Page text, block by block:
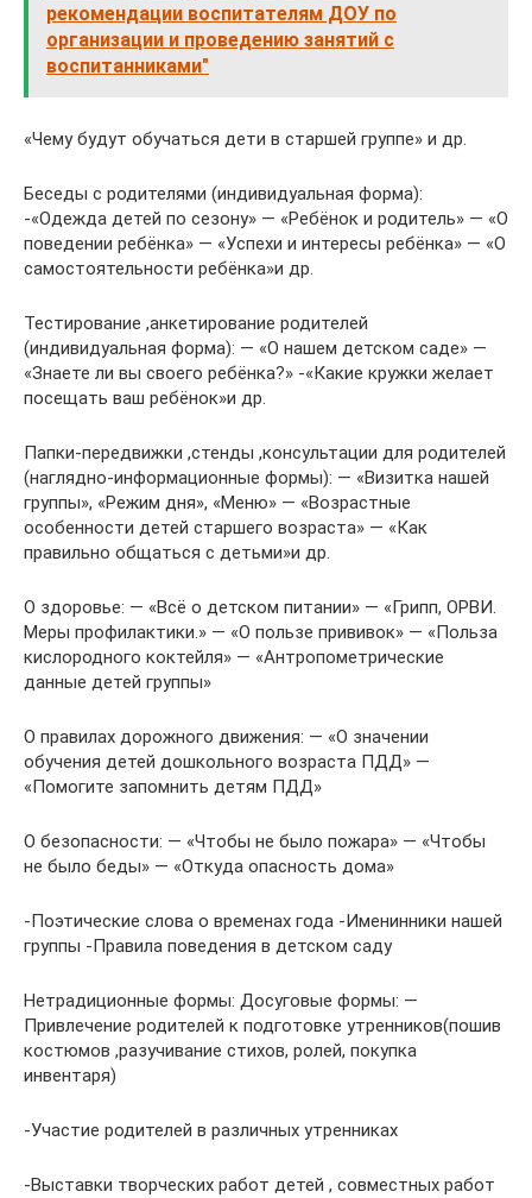
рекомендации воспитателям ДОУ по
организации и проведению занятий с
воспитанниками"
«Чему будут обучаться дети в старшей группе» и др.
Беседы с родителями (индивидуальная форма):
-«Одежда детей по сезону» — «Ребёнок и родитель» — «О
поведении ребёнка» — «Успехи и интересы ребёнка» — «О
самостоятельности ребёнка»и др.
Тестирование ,анкетирование родителей
(индивидуальная форма): — «О нашем детском саде» —
«Знаете ли вы своего ребёнка?» -«Какие кружки желает
посещать ваш ребёнок»и др.
Папки-передвижки ,стенды ,консультации для родителей
(наглядно-информационные формы): — «Визитка нашей
группы», «Режим дня», «Меню» — «Возрастные
особенности детей старшего возраста» — «Как
правильно общаться с детьми»и др.
О здоровье: — «Всё о детском питании» — «Грипп, ОРВИ.
Меры профилактики.» — «О пользе прививок» — «Польза
кислородного коктейля» — «Антропометрические
данные детей группы»
О правилах дорожного движения: — «О значении
обучения детей дошкольного возраста ПДД» —
«Помогите запомнить детям ПДД»
О безопасности: — «Чтобы не было пожара» — «Чтобы
не было беды» — «Откуда опасность дома»
-Поэтические слова о временах года -Именинники нашей
группы -Правила поведения в детском саду
Нетрадиционные формы: Досуговые формы: —
Привлечение родителей к подготовке утренников(пошив
костюмов ,разучивание стихов, ролей, покупка
инвентаря)
-Участие родителей в различных утренниках
-Выставки творческих работ детей , совместных работ